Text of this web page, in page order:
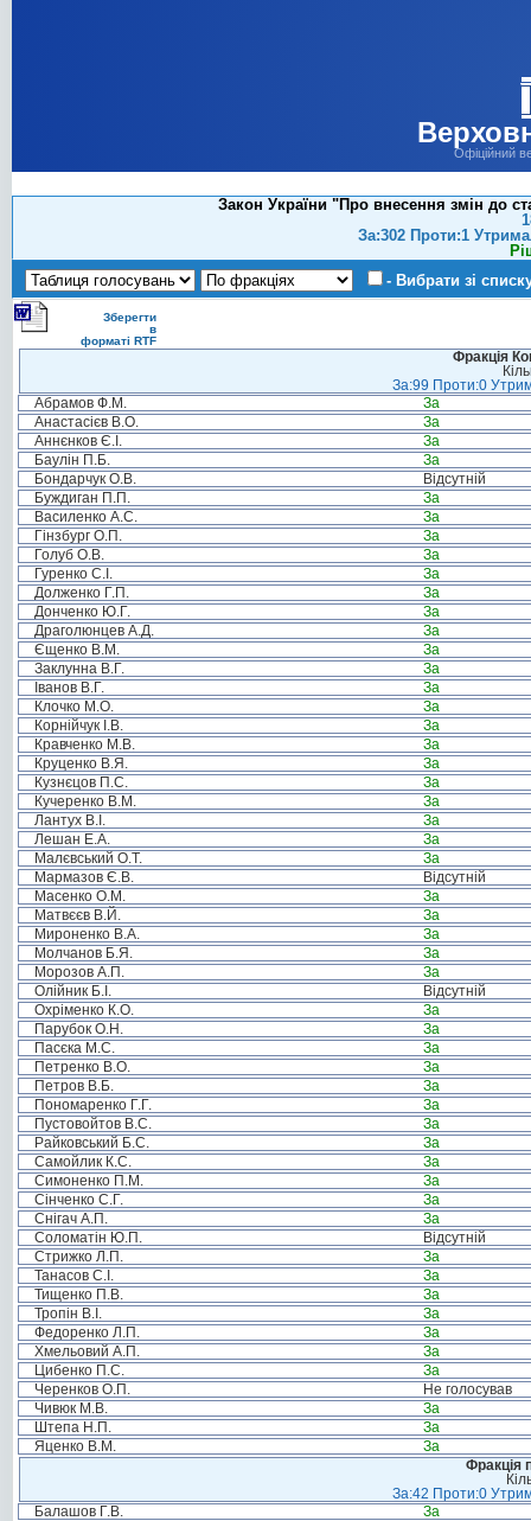
Офіційний
Закон України "Про внесення змін до
За:302 Проти:1
- Вибрати зі
Зберегти
в
форматі RTF
Фракція
За:99 Проти:0
Абрамов Ф.М.
За
Анастасієв В.О.
За
Аннєнков Є.І.
За
Баулін П.Б.
За
Бондарчук О.В.
Відсутній
Буждиган П.П.
За
Василенко А.С.
За
Гінзбург О.П.
За
Голуб О.В.
За
Гуренко С.І.
За
Долженко Г.П.
За
Донченко Ю.Г.
За
Драголюнцев А.Д.
За
Єщенко В.М.
За
Заклунна В.Г.
За
Іванов В.Г.
За
Клочко М.О.
За
Корнійчук І.В.
За
Кравченко М.В.
За
Круценко В.Я.
За
Кузнєцов П.С.
За
Кучеренко В.М.
За
Лантух В.І.
За
Лешан Е.А.
За
Малєвський О.Т.
За
Мармазов Є.В.
Відсутній
Масенко О.М.
За
Матвєєв В.Й.
За
Мироненко В.А.
За
Молчанов Б.Я.
За
Морозов А.П.
За
Олійник Б.І.
Відсутній
Охріменко К.О.
За
Парубок О.Н.
За
Пасєка М.С.
За
Петренко В.О.
За
Петров В.Б.
За
Пономаренко Г.Г.
За
Пустовойтов В.С.
За
Райковський Б.С.
За
Самойлик К.С.
За
Симоненко П.М.
За
Сінченко С.Г.
За
Снігач А.П.
За
Соломатін Ю.П.
Відсутній
Стрижко Л.П.
За
Танасов С.І.
За
Тищенко П.В.
За
Тропін В.І.
За
Федоренко Л.П.
За
Хмельовий А.П.
За
Цибенко П.С.
За
Черенков О.П.
Не голосував
Чивюк М.В.
За
Штепа Н.П.
За
Яценко В.М.
За
Фракція
За:42 Проти:0
Балашов Г.В.
За